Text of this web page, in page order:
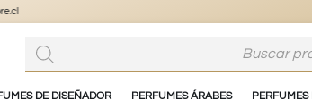
DE DISEÑADOR PERFUMES ÁRABES PERFUMES